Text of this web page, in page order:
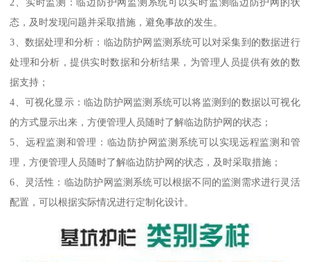
态，及时发现问题并采取措施，避免事故的发生。
3、数据处理和分析：临边防护网监测系统可以对采集到的数据进行
处理和分析，提供实时数据和分析结果，为管理人员提供有效的数
据支持；
4、可视化显示：临边防护网监测系统可以将监测到的数据以可视化
的方式显示出来，方便管理人员随时了解临边防护网的状态；
5、远程监测和管理：临边防护网监测系统可以实现远程监测和管
理，方便管理人员随时了解临边防护网的状态，及时采取措施；
6、灵活性：临边防护网监测系统可以根据不同的监测需求进行灵活
配置，可以根据实际情况进行定制化设计。